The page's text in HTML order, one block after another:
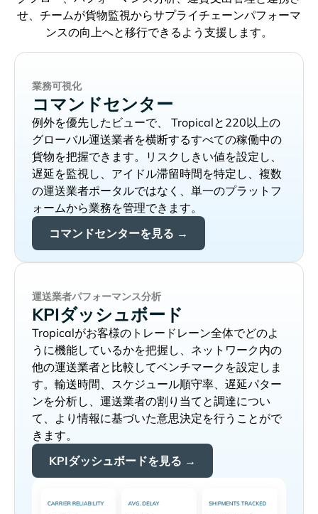
せ、チームが貨物監視からサプライチェーンパフォーマ
ンスの向上へと移行できるよう支援します。
業務可視化
コマンドセンター
例外を優先したビューで、
と220以上の
グローバル運送業者を横断するすべての稼働中の
貨物を把握できます。リスクしきい値を設定し、
遅延を監視し、アイドル滞留時間を特定し、複数
の運送業者ポータルではなく、単一のプラットフ
ォームから業務を管理できます。
コマンドセンターを見る →
運送業者パフォーマンス分析
KPIダッシュボード
がお客様のトレードレーン全体でどのよ
うに機能しているかを把握し、ネットワーク内の
他の運送業者と比較してベンチマークを設定しま
す。輸送時間、スケジュール順守率、遅延パター
ンを分析し、運送業者の割り当てと調達につい
て、より情報に基づいた意思決定を行うことがで
きます。
KPIダッシュボードを見る →